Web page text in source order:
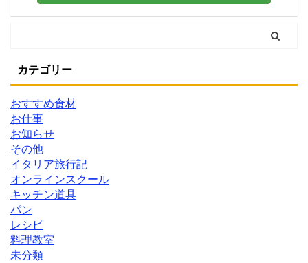
カテゴリー
おすすめ食材
お仕事
お知らせ
その他
イタリア旅行記
オンラインスクール
キッチン道具
パン
レシピ
料理教室
未分類